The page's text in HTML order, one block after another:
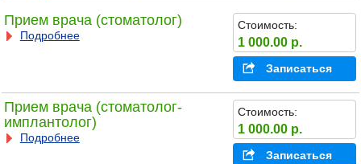
Прием врача (стоматолог)
Подробнее
Стоимость:
1 000.00 р.
Записаться
Прием врача (стоматолог-
имплантолог)
Подробнее
Стоимость:
1 000.00 р.
Записаться